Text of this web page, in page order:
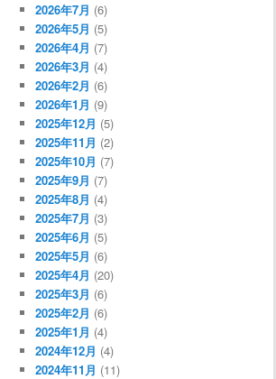
2026年7月 (6)
2026年5月 (5)
2026年4月 (7)
2026年3月 (4)
2026年2月 (6)
2026年1月 (9)
2025年12月 (5)
2025年11月 (2)
2025年10月 (7)
2025年9月 (7)
2025年8月 (4)
2025年7月 (3)
2025年6月 (5)
2025年5月 (6)
2025年4月 (20)
2025年3月 (6)
2025年2月 (6)
2025年1月 (4)
2024年12月 (4)
2024年11月 (11)